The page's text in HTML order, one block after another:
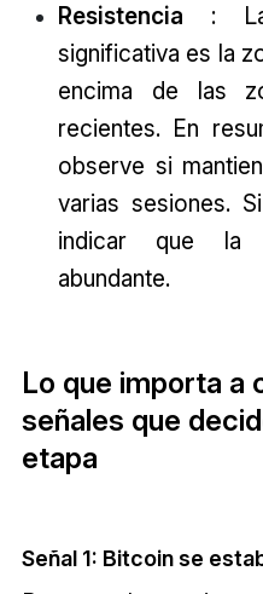
Resistencia : La
significativa es la
encima de las
recientes. En
observe si
varias sesiones.
indicar que la
abundante.
Lo que importa a
señales que
etapa
Señal 1: Bitcoin se